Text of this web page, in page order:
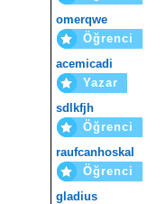
omerqwe
Öğrenci
acemicadi
Yazar
sdlkfjh
Öğrenci
raufcanhoskal
Öğrenci
gladius